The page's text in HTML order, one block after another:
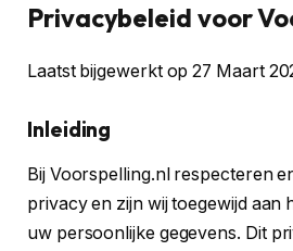
Privacybeleid voor
Laatst bijgewerkt op 27 Maart
Inleiding
Bij Voorspelling.nl respecteren
privacy en zijn wij toegewijd aan
uw persoonlijke gegevens. Dit